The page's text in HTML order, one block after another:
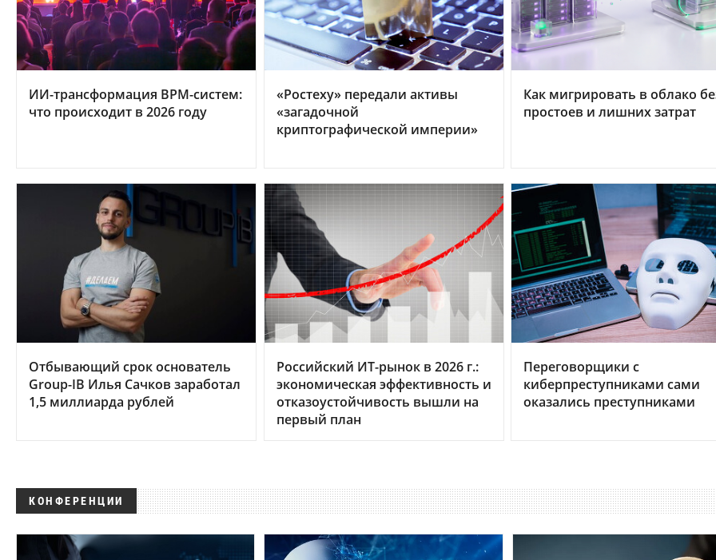
ИИ-трансформация BPM-систем:
что происходит в 2026 году
«Ростеху» передали активы
«загадочной
криптографической империи»
Как мигрировать в облако
простоев и лишних затрат
Отбывающий срок основатель
Group-IB Илья Сачков заработал
1,5 миллиарда рублей
Российский ИТ-рынок в 2026 г.:
экономическая эффективность и
отказоустойчивость вышли на
первый план
Переговорщики с
киберпреступниками сами
оказались преступниками
КОНФЕРЕНЦИИ